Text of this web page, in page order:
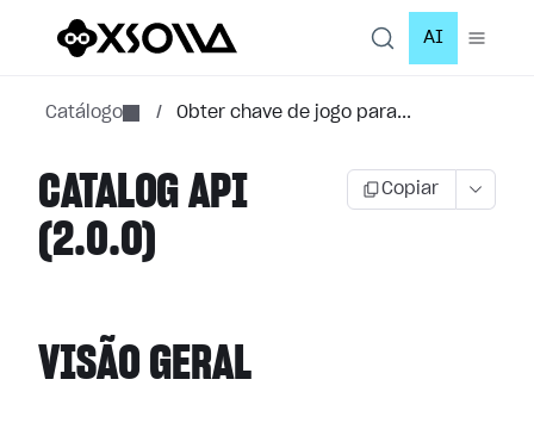
AI
Catálogo / Obter chave de jogo para...
CATALOG API
(2.0.0)
Copiar
VISÃO GERAL